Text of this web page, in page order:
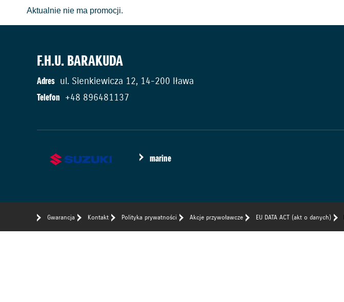
Aktualnie nie ma promocji.
F.H.U. BARAKUDA
Adres ul. Sienkiewicza 12, 14-200 Iława
Telefon +48 896481137
marine
Gwarancja Kontakt Polityka prywatności Akcje przywoławcze EU DATA ACT (akt o danych)